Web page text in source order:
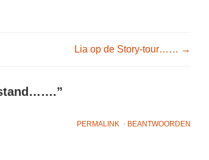
Lia op de Story-tour…… →
”
PERMALINK ⋅ BEANTWOORDEN